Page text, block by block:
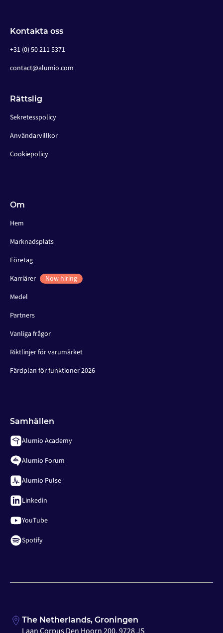
Kontakta oss
+31 (0) 50 211 5371
contact@alumio.com
Rättslig
Sekretesspolicy
Användarvillkor
Cookiepolicy
Om
Hem
Marknadsplats
Företag
Karriärer
Now hiring
Medel
Partners
Vanliga frågor
Riktlinjer för varumärket
Färdplan för funktioner 2026
Samhällen
Alumio Academy
Alumio Forum
Alumio Pulse
Linkedin
YouTube
Spotify
The Netherlands, Groningen